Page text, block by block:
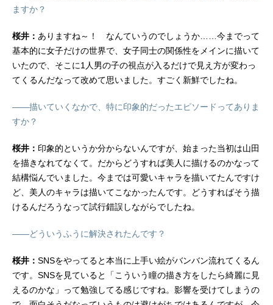
ますか？
桜井： ありますね～！ なんていうのでしょうか……今までって
基本的に女子だけの世界で、女子同士の関係性をメインに描いて
いたので、そこに1人男の子の視点が入るだけで見え方が変わっ
てくるんだなって改めて思いました。すごく新鮮でしたね。
――描いていくなかで、特に印象的だったエピソードってありま
すか？
桜井： 印象的というか分からないんですが、始まった当初は山田
を描きなれてなくて。だからどうすれば美人に描けるのかなって
結構悩んでいました。今までは可愛いキャラを描いてたんですけ
ど、美人のキャラは描いてこなかったんです。どうすればそう描
けるんだろうなって試行錯誤しながらでしたね。
――どういうふうに解決されたんです？
桜井： SNSをやってると本当に上手い絵がバンバン流れてくるん
です。SNSを見ていると「こういう瞳の描き方をしたら綺麗に見
えるのかな」って勉強してる感じですね。影響を受けてしまうの